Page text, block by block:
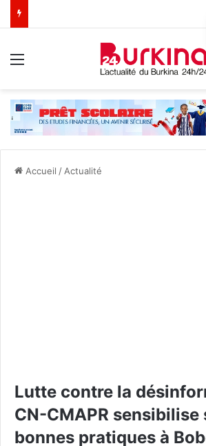
Accueil / Actualité
Lutte contre la
CN-CMAPR sensibilise
bonnes pratiques à